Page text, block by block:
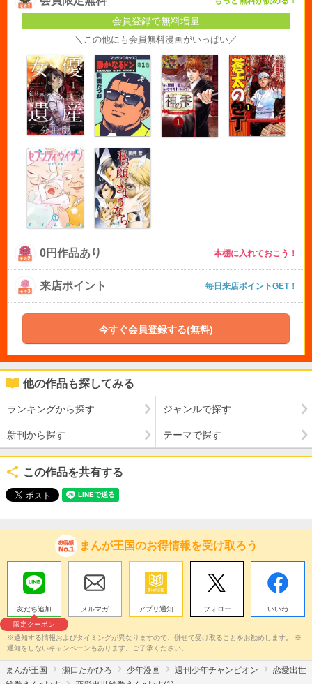
会員登録で無料増量
＼この他にも会員無料漫画がいっぱい／
0円作品あり 本棚に入れておこう！
来店ポイント 毎日来店ポイントGET！
今すぐ会員登録する(無料)
他の作品も探してみる
ランキングから探す ジャンルで探す
新刊から探す テーマで探す
この作品を共有する
まんが王国のお得情報を受け取ろう
友だち追加
限定クーポン
メルマガ アプリ通知 フォロー いいね
※通知する情報およびタイミングが異なりますので、併せて受け取ることをお勧めします。 ※
通知をしないキャンペーンもあります。ご了承ください。
まんが王国 瀬口たかひろ 少年漫画 週刊少年チャンピオン
恋愛出世